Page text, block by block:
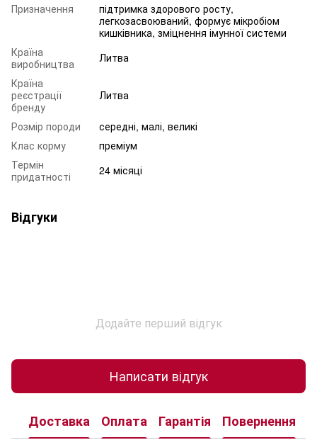
Призначення
підтримка здорового росту,
легкозасвоюваний, формує мікробіом
кишківника, зміцнення імунної системи
Країна
виробництва
Литва
Країна
реєстрації
бренду
Литва
Розмір породи
середні, малі, великі
Клас корму
преміум
Термін
придатності
24 місяці
Відгуки
Додайте перший відгук
Написати відгук
Доставка Оплата Гарантія Повернення